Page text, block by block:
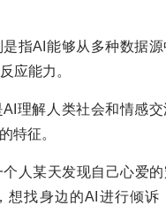
指AI能够从多种数据
应能力。
理解人类社会和情感
特征。
人某天发现自己心爱的
想找身边的AI进行倾诉